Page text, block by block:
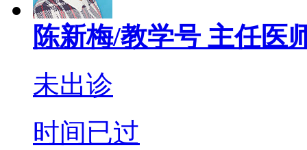
陈新梅/教学号 主任医
未出诊
时间已过